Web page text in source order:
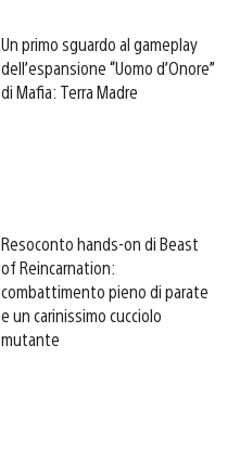
Un primo sguardo al gameplay
dell’espansione “Uomo d’Onore”
di Mafia: Terra Madre
Resoconto hands-on di Beast
of Reincarnation:
combattimento pieno di parate
e un carinissimo cucciolo
mutante